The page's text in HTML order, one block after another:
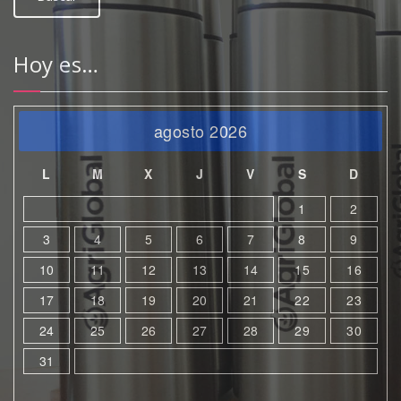
Hoy es…
agosto 2026
L M X J V S
D
1
2
3
4 5 6 7 8
9
10
11 12 13 14 15
16
17
18 19 20 21 22
23
24
25 26 27 28 29
30
31